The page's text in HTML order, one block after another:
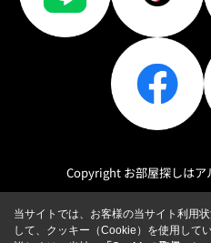
Copyright お部屋探しはア
当サイトでは、お客様の当サイト利用
して、クッキー（Cookie）を使用してい